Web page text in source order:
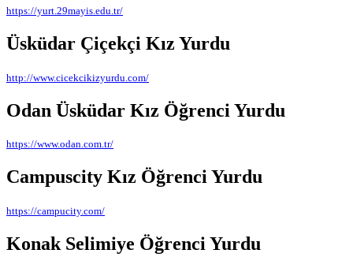
https://yurt.29mayis.edu.tr/
Üsküdar Çiçekçi Kız Yurdu
http://www.cicekcikizyurdu.com/
Odan Üsküdar Kız Öğrenci Yurdu
https://www.odan.com.tr/
Campuscity Kız Öğrenci Yurdu
https://campucity.com/
Konak Selimiye Öğrenci Yurdu